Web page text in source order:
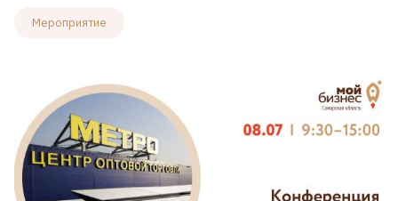
Мероприятие